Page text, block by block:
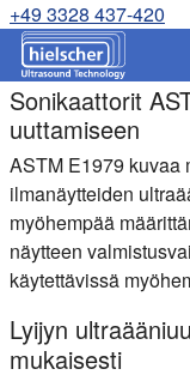
+49 3328 437-420
Sonikaattorit
uuttamiseen
ASTM E1979 kuvaa
ilmanäytteiden
myöhempää
näytteen
käytettävissä
Lyijyn
mukaisesti